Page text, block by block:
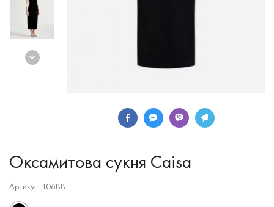
Оксамитова сукня Caisa
Артикул: 10688